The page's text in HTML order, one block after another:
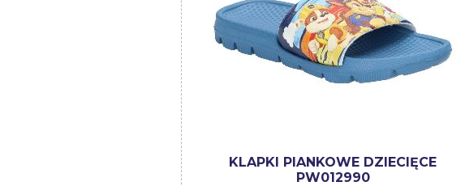
KLAPKI PIANKOWE DZIECIĘCE
PW012990